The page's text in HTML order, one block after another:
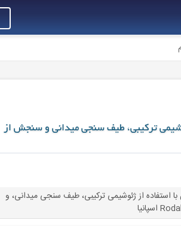
ترکیبی، طیف سنجی میدانی و سنجش از
استفاده از ژئوشیمی ترکیبی، طیف سنجی میدانی، و